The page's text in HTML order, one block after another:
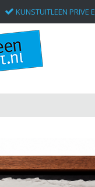
KUNSTUITLEEN PRIVE